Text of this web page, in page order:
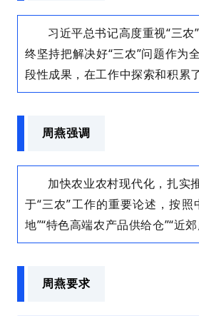
习近平总书记高度重视“三
终坚持把解决好“三农”问题作为
段性成果，在工作中探索和积累
周燕强调
加快农业农村现代化，扎实
于“三农”工作的重要论述，按
地”“特色高端农产品供给仓”“近
周燕要求